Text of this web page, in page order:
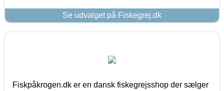
Se udvalget på Fiskegrej.dk
Fiskpåkrogen.dk er en dansk fiskegrejsshop der sælger